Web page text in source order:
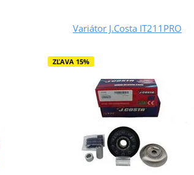
Variátor J.Costa IT211PRO
ZĽAVA 15%